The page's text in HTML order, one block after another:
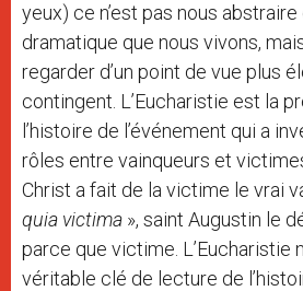
yeux) ce n’est pas nous
dramatique que nous vivons,
regarder d’un point de vue plus
contingent. L’Eucharistie est la
l’histoire de l’événement qui a
rôles entre vainqueurs et
Christ a fait de la victime le vrai
quia victima », saint Augustin le
parce que victime. L’Eucharistie
véritable clé de lecture de